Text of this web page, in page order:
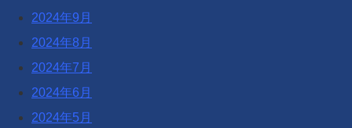
2024年9月
2024年8月
2024年7月
2024年6月
2024年5月